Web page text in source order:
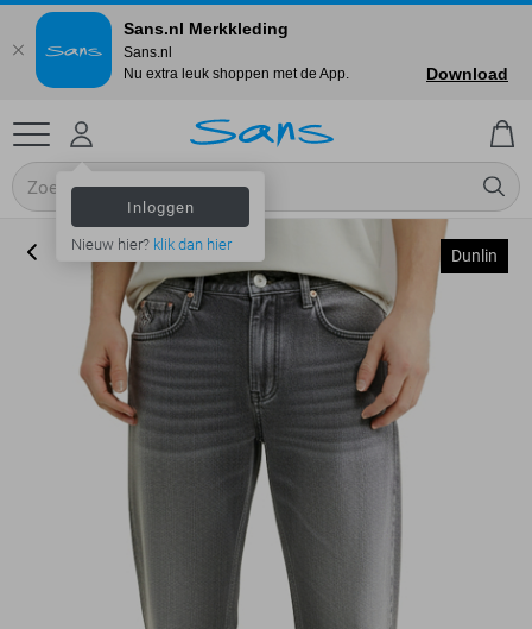
Inloggen
Nieuw hier? klik dan hier
Dunlin
Sans.nl Merkkleding
Sans.nl
Nu extra leuk shoppen met de App.
Download